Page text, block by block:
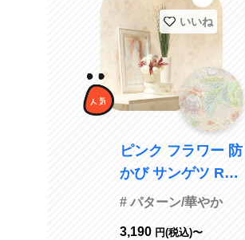
いいね
ピンク フラワー 防
かび サンゲツ RE5
5923 旧品番RE535
# パターン/華やか
3,190 円(税込)〜